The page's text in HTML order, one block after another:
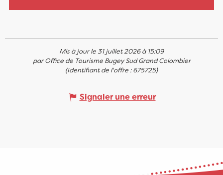
Mis à jour le 31 juillet 2026 à 15:09
par Office de Tourisme Bugey Sud Grand Colombier
(Identifiant de l'offre :675725)
Signaler une erreur